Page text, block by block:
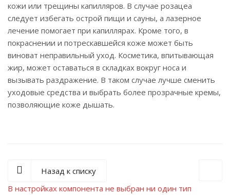
кожи или трещины капилляров. В случае розацеа
следует избегать острой пищи и сауны, а лазерное
лечение помогает при капиллярах. Кроме того, в
покраснении и потрескавшейся коже может быть
виноват неправильный уход. Косметика, впитывающая
жир, может оставаться в складках вокруг носа и
вызывать раздражение. В таком случае лучше сменить
уходовые средства и выбрать более прозрачные кремы,
позволяющие коже дышать.
Назад к списку
В настройках компонента не выбран ни один тип